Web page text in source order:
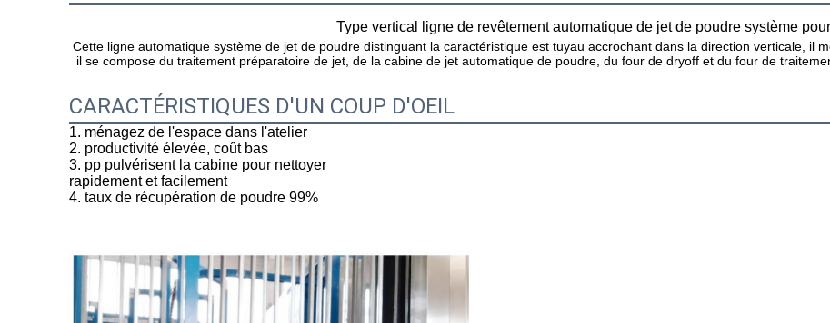
Type vertical ligne de revêtement automatique de jet de poudre système
Cette ligne automatique système de jet de poudre distinguant la caractéristique est tuyau accrochant dans la direction verticale, il
il se compose du traitement préparatoire de jet, de la cabine de jet automatique de poudre, du four de dryoff et du four de
CARACTÉRISTIQUES D'UN COUP D'OEIL
1. ménagez de l'espace dans l'atelier
2. productivité élevée, coût bas
3. pp pulvérisent la cabine pour nettoyer
rapidement et facilement
4. taux de récupération de poudre 99%